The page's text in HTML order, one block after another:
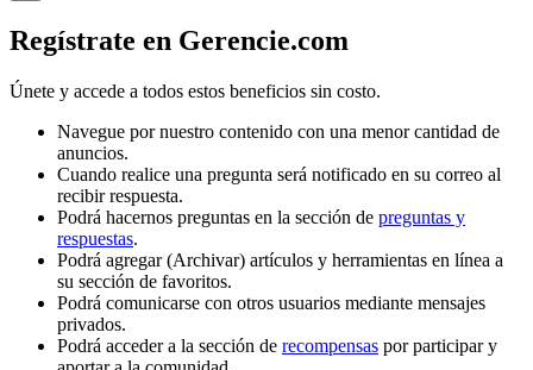
Regístrate en Gerencie.com
Únete y accede a todos estos beneficios sin costo.
Navegue por nuestro contenido con una menor cantidad de
anuncios.
Cuando realice una pregunta será notificado en su correo al
recibir respuesta.
Podrá hacernos preguntas en la sección de preguntas y
respuestas.
Podrá agregar (Archivar) artículos y herramientas en línea a
su sección de favoritos.
Podrá comunicarse con otros usuarios mediante mensajes
privados.
Podrá acceder a la sección de recompensas por participar y